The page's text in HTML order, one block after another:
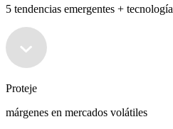
5 tendencias emergentes + tecnología
Proteje
márgenes en mercados volátiles